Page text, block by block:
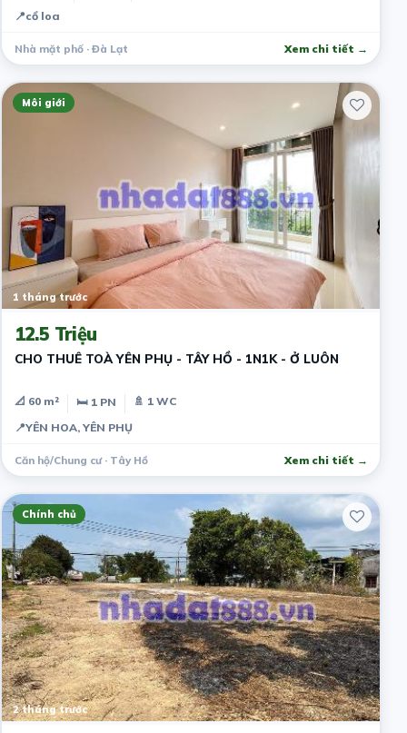
📍cổ loa
Nhà mặt phố · Đà Lạt Xem chi tiết →
Môi giới
1 tháng trước
12.5 Triệu
CHO THUÊ TOÀ YÊN PHỤ - TÂY HỒ - 1N1K - Ở LUÔN
📐 60 m² 🛏 1 PN
🚿 1 WC
📍YÊN HOA, YÊN PHỤ
Căn hộ/Chung cư · Tây Hồ Xem chi tiết →
Chính chủ
2 tháng trước